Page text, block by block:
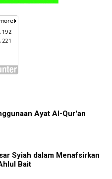
Ayat Al-Qur'an
Syiah dalam Menafsirkan
Bait